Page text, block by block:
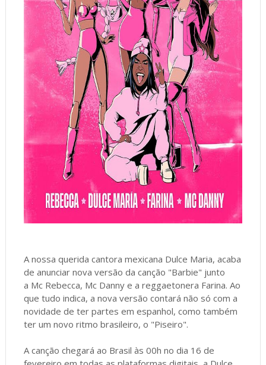
A nossa querida cantora mexicana Dulce Maria, acaba
de anunciar nova versão da canção "Barbie" junto
a Mc Rebecca, Mc Danny e a reggaetonera Farina. Ao
que tudo indica, a nova versão contará não só com a
novidade de ter partes em espanhol, como também
ter um novo ritmo brasileiro, o "Piseiro".
A canção chegará ao Brasil às 00h no dia 16 de